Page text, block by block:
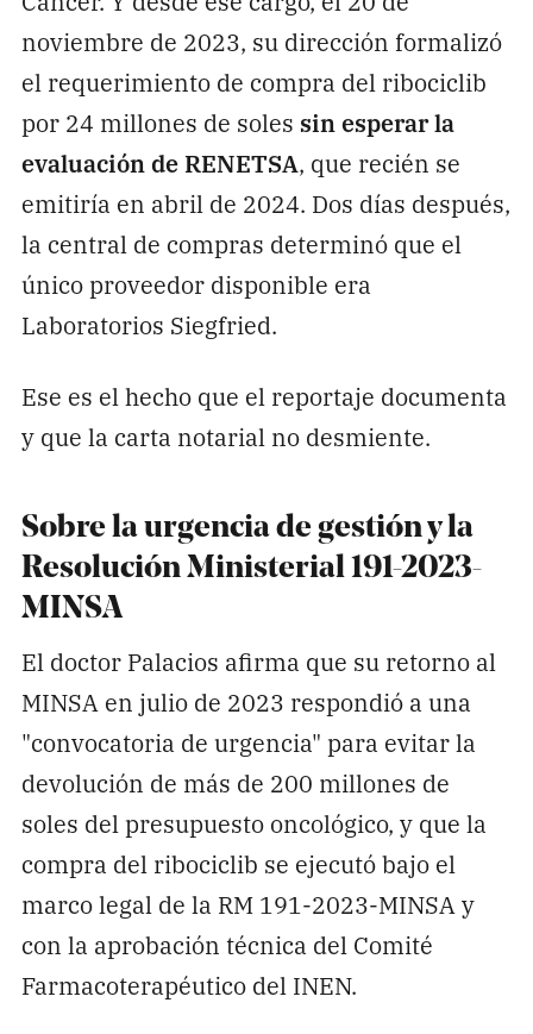
noviembre de 2023, su dirección formalizó
el requerimiento de compra del ribociclib
por 24 millones de soles sin esperar la
evaluación de RENETSA, que recién se
emitiría en abril de 2024. Dos días después,
la central de compras determinó que el
único proveedor disponible era
Laboratorios Siegfried.
Ese es el hecho que el reportaje documenta
y que la carta notarial no desmiente.
Sobre la urgencia de gestión y la
Resolución Ministerial 191-2023-
MINSA
El doctor Palacios afirma que su retorno al
MINSA en julio de 2023 respondió a una
"convocatoria de urgencia" para evitar la
devolución de más de 200 millones de
soles del presupuesto oncológico, y que la
compra del ribociclib se ejecutó bajo el
marco legal de la RM 191-2023-MINSA y
con la aprobación técnica del Comité
Farmacoterapéutico del INEN.